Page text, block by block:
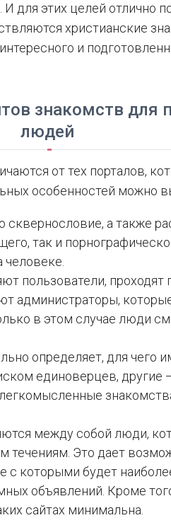
для этих целей отлично
христианские
и
знакомств для
людей
от тех порталов,
особенностей можно
а также
так и
человеке.
пользователи,
администраторы,
в этом случае люди
определяет, для чего
единоверцев, другие
между собой люди,
течениям. Это дает
которыми будет
объявлений. Кроме
сайтах минимальна.